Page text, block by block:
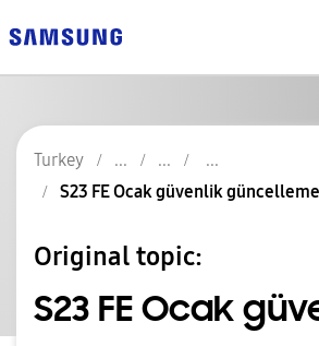
Turkey
S23 FE Ocak güvenlik
Original topic:
S23 FE Ocak